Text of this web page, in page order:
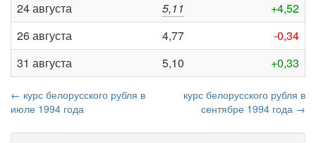
24 августа
5,11
+4,52
26 августа
4,77
-0,34
31 августа
5,10 +0,33
← курс белорусского рубля в
июле 1994 года
курс белорусского рубля в
сентябре 1994 года →